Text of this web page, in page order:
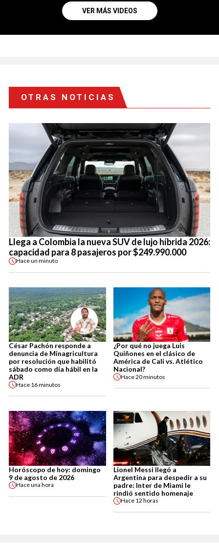
VER MÁS VIDEOS
OTRAS NOTICIAS
Llega a Colombia la nueva SUV de lujo híbrida 2026:
capacidad para 8 pasajeros por $249.990.000
Haceun minuto
César Pachón responde a
denuncia de Minagricultura
por resolución que habilitó
sábado como día hábil en la
ADR
Hace 16 minutos
¿Por qué no juega Luis
Quiñones en el clásico de
América de Cali vs. Atlético
Nacional?
Hace20 minutos
Horóscopo de hoy: domingo
9 de agosto de 2026
Haceuna hora
Lionel Messi llegó a
Argentina para despedir a su
padre: Inter de Miami le
rindió sentido homenaje
Hace 12 horas